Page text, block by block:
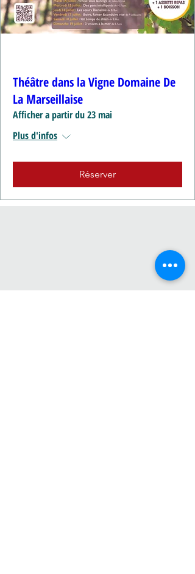
Théâtre dans la Vigne Domaine De
La Marseillaise
Afficher a partir du 23 mai
Plus d'infos
Réserver